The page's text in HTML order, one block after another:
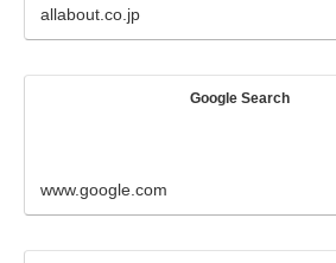
allabout.co.jp
Google Search
www.google.com